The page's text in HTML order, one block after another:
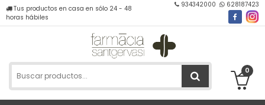
Tus productos en casa en sólo 24 - 48
horas hábiles
934342000 628187423
0